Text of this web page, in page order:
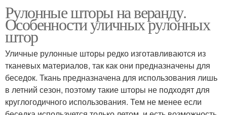
Рулонные шторы на веранду.
Особенности уличных рулонных
штор
Уличные рулонные шторы редко изготавливаются из
тканевых материалов, так как они предназначены для
беседок. Ткань предназначена для использования лишь
в летний сезон, поэтому такие шторы не подходят для
круглогодичного использования. Тем не менее если